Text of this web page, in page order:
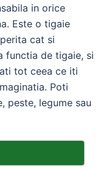
in orice
Este o tigaie
cat si
functia de tigaie, si
tot ceea ce iti
Poti
peste, legume sau